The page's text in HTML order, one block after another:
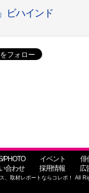
ビハインド
PHOTO イベント 俳
合わせ 採用情報 広
、取材レポートならコレポ！ All